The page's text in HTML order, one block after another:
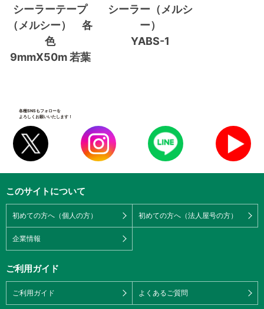
シーラーテープ
（メルシー） 各
色
9mmX50m 若葉
シーラー（メルシ
ー）
YABS-1
各種SNSもフォローを
よろしくお願いいたします！
このサイトについて
初めての方へ（個人の方） 初めての方へ（法人屋号の方）
企業情報
ご利用ガイド
ご利用ガイド よくあるご質問